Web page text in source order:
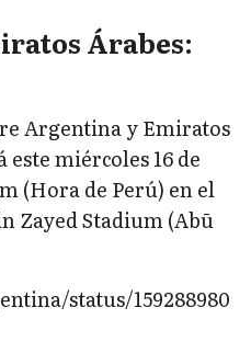
Árabes:
Argentina y Emiratos
miércoles 16 de
(Hora de Perú) en el
Zayed Stadium (Abū
status/159288980